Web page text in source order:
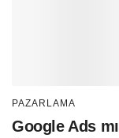
PAZARLAMA
Google Ads